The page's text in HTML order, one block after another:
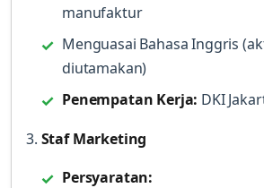
manufaktur
Menguasai Bahasa Inggris
diutamakan)
Penempatan Kerja: DKI
3. Staf Marketing
Persyaratan: